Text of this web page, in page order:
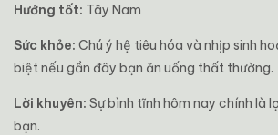
Hướng tốt: Tây Nam
Sức khỏe: Chú ý hệ tiêu hóa và nhịp sinh
biệt nếu gần đây bạn ăn uống thất thường.
Lời khuyên: Sự bình tĩnh hôm nay chính là
bạn.